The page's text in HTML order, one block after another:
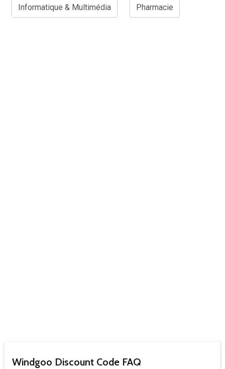
Informatique & Multimédia Pharmacie
Windgoo Discount Code FAQ